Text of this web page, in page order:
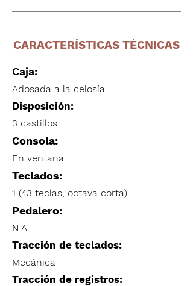
CARACTERÍSTICAS TÉCNICAS
Caja:
Adosada a la celosía
Disposición:
3 castillos
Consola:
En ventana
Teclados:
1 (43 teclas, octava corta)
Pedalero:
N.A.
Tracción de teclados:
Mecánica
Tracción de registros: